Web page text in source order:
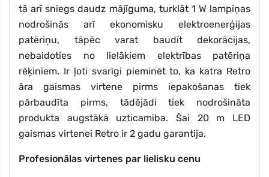
tā arī sniegs daudz mājīguma, turklāt 1 W lampiņas
nodrošinās arī ekonomisku elektroenerģijas
patēriņu, tāpēc varat baudīt dekorācijas,
nebaidoties no lielākiem elektrības patēriņa
rēķiniem. Ir ļoti svarīgi pieminēt to, ka katra Retro
āra gaismas virtene pirms iepakošanas tiek
pārbaudīta pirms, tādējādi tiek nodrošināta
produkta augstākā uzticamība. Šai 20 m LED
gaismas virtenei Retro ir 2 gadu garantija.
Profesionālas virtenes par lielisku cenu